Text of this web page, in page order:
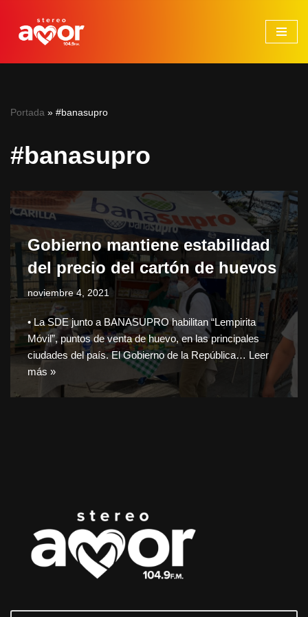
Saltar
Portada » #banasupro
#banasupro
Gobierno mantiene estabilidad
del precio del cartón de huevos
noviembre 4, 2021
• La SDE junto a BANASUPRO habilitan “Lempirita
Móvil”, puntos de venta de huevo, en las principales
ciudades del país. El Gobierno de la República… Leer
más »